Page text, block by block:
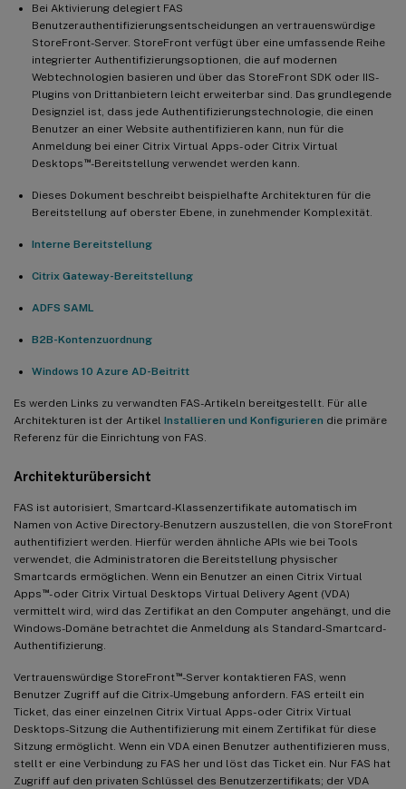
Bei Aktivierung delegiert FAS
Benutzerauthentifizierungsentscheidungen an vertrauenswürdige
StoreFront-Server. StoreFront verfügt über eine umfassende Reihe
integrierter Authentifizierungsoptionen, die auf modernen
Webtechnologien basieren und über das StoreFront SDK oder IIS-
Plugins von Drittanbietern leicht erweiterbar sind. Das grundlegende
Designziel ist, dass jede Authentifizierungstechnologie, die einen
Benutzer an einer Website authentifizieren kann, nun für die
Anmeldung bei einer Citrix Virtual Apps- oder Citrix Virtual
Desktops ™-Bereitstellung verwendet werden kann.
Dieses Dokument beschreibt beispielhafte Architekturen für die
Bereitstellung auf oberster Ebene, in zunehmender Komplexität.
Interne Bereitstellung
Citrix Gateway-Bereitstellung
ADFS SAML
B2B-Kontenzuordnung
Windows 10 Azure AD-Beitritt
Es werden Links zu verwandten FAS-Artikeln bereitgestellt. Für alle
Architekturen ist der Artikel Installieren und Konfigurieren die primäre
Referenz für die Einrichtung von FAS.
Architekturübersicht
FAS ist autorisiert, Smartcard-Klassenzertifikate automatisch im
Namen von Active Directory-Benutzern auszustellen, die von StoreFront
authentifiziert werden. Hierfür werden ähnliche APIs wie bei Tools
verwendet, die Administratoren die Bereitstellung physischer
Smartcards ermöglichen. Wenn ein Benutzer an einen Citrix Virtual
Apps ™- oder Citrix Virtual Desktops Virtual Delivery Agent (VDA)
vermittelt wird, wird das Zertifikat an den Computer angehängt, und die
Windows-Domäne betrachtet die Anmeldung als Standard-Smartcard-
Authentifizierung.
Vertrauenswürdige StoreFront™-Server kontaktieren FAS, wenn
Benutzer Zugriff auf die Citrix-Umgebung anfordern. FAS erteilt ein
Ticket, das einer einzelnen Citrix Virtual Apps- oder Citrix Virtual
Desktops-Sitzung die Authentifizierung mit einem Zertifikat für diese
Sitzung ermöglicht. Wenn ein VDA einen Benutzer authentifizieren muss,
stellt er eine Verbindung zu FAS her und löst das Ticket ein. Nur FAS hat
Zugriff auf den privaten Schlüssel des Benutzerzertifikats; der VDA